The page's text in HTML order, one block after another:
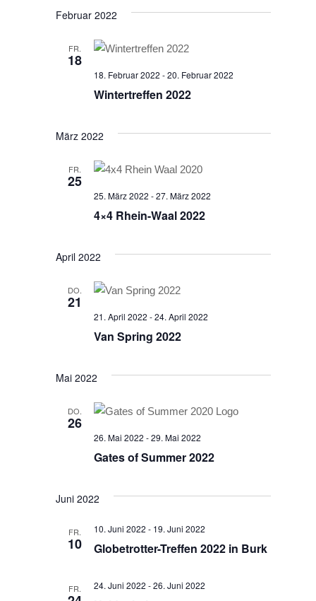
Februar 2022
FR.
18
Wintertreffen 2022
18. Februar 2022 -20. Februar 2022
März 2022
FR.
25
4×4 Rhein-Waal 2022
25. März 2022 -27. März 2022
April 2022
DO.
21
Van Spring 2022
21. April 2022 -24. April 2022
Mai 2022
DO.
26
Gates of Summer 2022
26. Mai 2022 -29. Mai 2022
Juni 2022
FR.
10 Globetrotter-Treffen 2022 in Burk
10. Juni 2022 - 19. Juni 2022
FR. 24. Juni 2022 -26. Juni 2022